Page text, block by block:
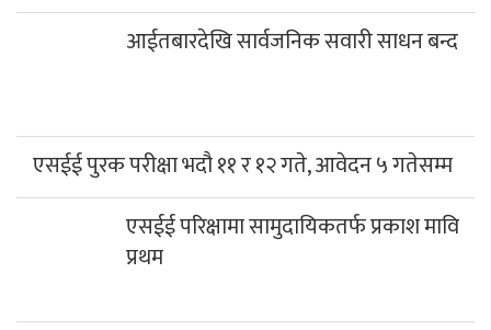
आईतबारदेखि सार्वजनिक सवारी साधन बन्द
एसईई पुरक परीक्षा भदौ ११ र १२ गते, आवेदन ५ गतेसम्म
एसईई परिक्षामा सामुदायिकतर्फ प्रकाश मावि
प्रथम